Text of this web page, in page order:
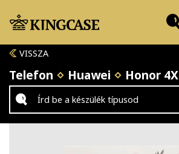
VISSZA
Telefon Huawei Honor 4X